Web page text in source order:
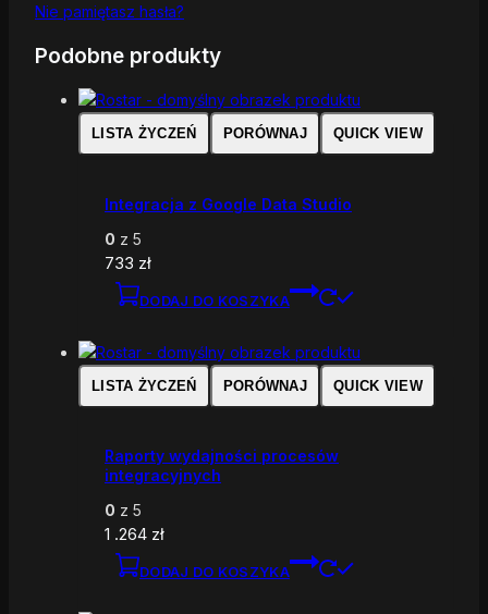
Nie pamiętasz hasła?
Podobne produkty
LISTA ŻYCZEŃ PORÓWNAJ QUICK VIEW
Integracja z Google Data Studio
0 z 5
733 zł
DODAJ DO KOSZYKA
LISTA ŻYCZEŃ PORÓWNAJ QUICK VIEW
Raporty wydajności procesów
integracyjnych
0 z 5
1 .264 zł
DODAJ DO KOSZYKA